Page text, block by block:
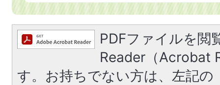
PDFファイルを閲
Reader（Acrobat
す。お持ちでない方は、左記の